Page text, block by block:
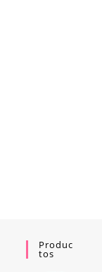
Produc
Tos